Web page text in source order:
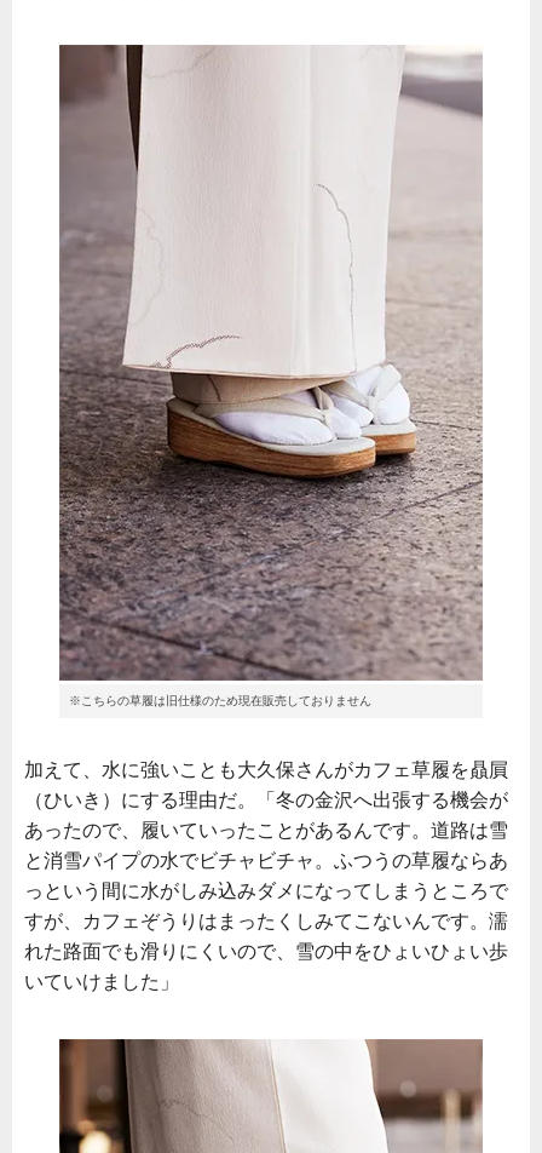
※こちらの草履は旧仕様のため現在販売しておりません
加えて、水に強いことも大久保さんがカフェ草履を贔屓
（ひいき）にする理由だ。「冬の金沢へ出張する機会が
あったので、履いていったことがあるんです。道路は雪
と消雪パイプの水でビチャビチャ。ふつうの草履ならあ
っという間に水がしみ込みダメになってしまうところで
すが、カフェぞうりはまったくしみてこないんです。濡
れた路面でも滑りにくいので、雪の中をひょいひょい歩
いていけました」